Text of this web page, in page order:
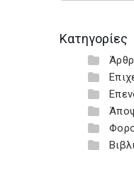
Κατηγορίες